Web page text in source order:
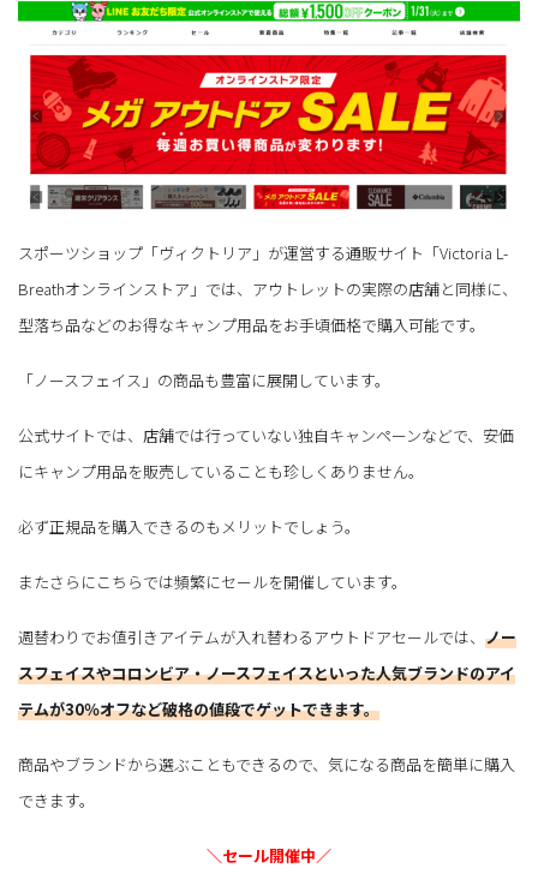
スポーツショップ「ヴィクトリア」が運営する通販サイト「Victoria L-
Breathオンラインストア」では、アウトレットの実際の店舗と同様に、
型落ち品などのお得なキャンプ用品をお手頃価格で購入可能です。
「ノースフェイス」の商品も豊富に展開しています。
公式サイトでは、店舗では行っていない独自キャンペーンなどで、安価
にキャンプ用品を販売していることも珍しくありません。
必ず正規品を購入できるのもメリットでしょう。
またさらにこちらでは頻繁にセールを開催しています。
週替わりでお値引きアイテムが入れ替わるアウトドアセールでは、 ノー
スフェイスやコロンビア・ノースフェイスといった人気ブランドのアイ
テムが30％オフなど破格の値段でゲットできます。
商品やブランドから選ぶこともできるので、気になる商品を簡単に購入
できます。
＼セール開催中／